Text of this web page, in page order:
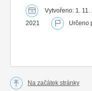
Vytvořeno: 1. 11.
2021
Určeno
Na začátek stránky